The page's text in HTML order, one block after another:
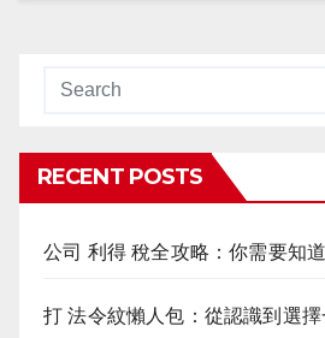
RECENT POSTS
公司 利得 稅全攻略：你需要知
打 法令紋懶人包：從認識到選